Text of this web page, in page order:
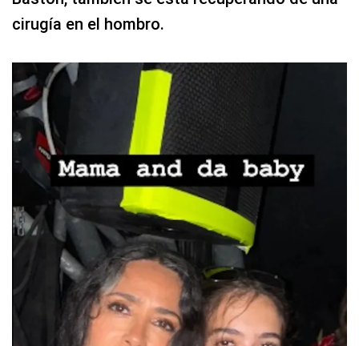
cirugía en el hombro.